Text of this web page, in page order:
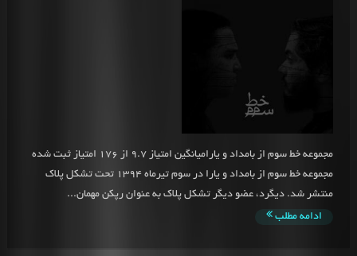
مجموعه خط سوم از بامداد و یارامیانگین امتیاز 9.7 از 176 امتیاز ثبت شده
مجموعه خط سوم از بامداد و یارا در سوم تیرماه 1394 تحت تشکل پلاک
منتشر شد. دیگرد، عضو دیگر تشکل پلاک به عنوان رپکن مهمان...
ادامه مطلب